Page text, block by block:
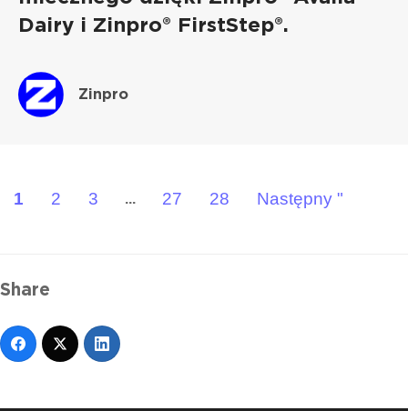
Dairy i Zinpro® FirstStep®.
Zinpro
1 2 3 ... 27 28 Następny "
Share